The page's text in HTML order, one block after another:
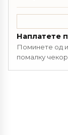
Наплатете
Поминете од
помалку